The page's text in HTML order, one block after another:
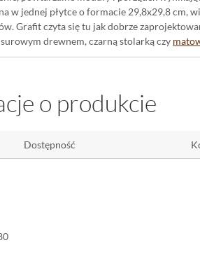
w jednej płytce o formacie 29,8x29,8 cm,
Grafit czyta się tu jak dobrze
drewnem, czarną stolarką czy
dyskretną fugę wokół całych
w spójnej, geometrycznej całości.
nawet jeśli operujemy ciemną
- salon, przedpokój,
sprawdzi się jako spójna podłoga w
komponuje się z większymi formatami z
o produkcie
Dostępność